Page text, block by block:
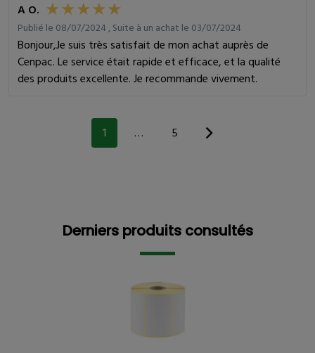
A O.
Publié le 08/07/2024 , Suite à un achat le 03/07/2024
Bonjour,Je suis très satisfait de mon achat auprès de
Cenpac. Le service était rapide et efficace, et la qualité
des produits excellente. Je recommande vivement.
1 … 5
Derniers produits consultés